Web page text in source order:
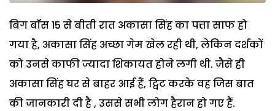
बिग बॉस 15 से बीती रात अकासा सिंह का पत्ता साफ हो
गया है, अकासा सिंह अच्छा गेम खेल रही थी, लेकिन दर्शकों
को उनसे काफी ज्यादा शिकायत होने लगी थी. जैसे ही
अकासा सिंह घर से बाहर आई हैं, ट्विट करके वह जिस बात
की जानकारी दी है , उससे सभी लोग हैरान हो गए हैं.